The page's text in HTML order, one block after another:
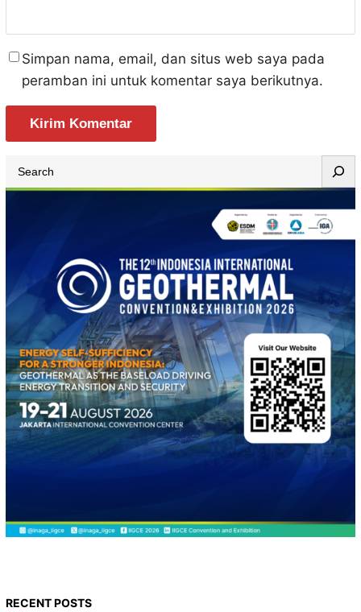
Simpan nama, email, dan situs web saya pada
peramban ini untuk komentar saya berikutnya.
e
RECENT POSTS